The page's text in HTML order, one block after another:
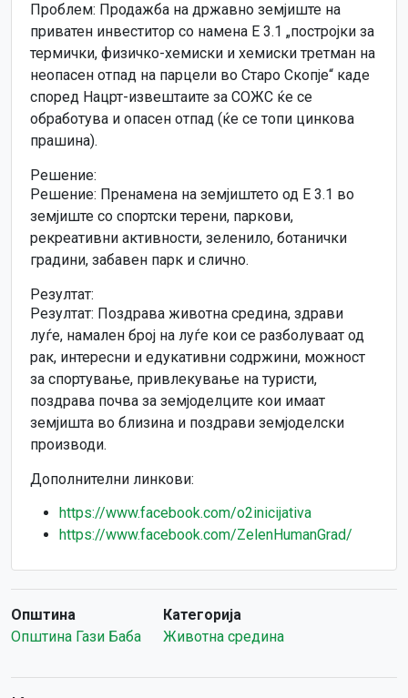
Проблем: Продажба на државно земјиште на
приватен инвеститор со намена Е 3.1 „постројки за
термички, физичко-хемиски и хемиски третман на
неопасен отпад на парцели во Старо Скопје“ каде
според Нацрт-извештаите за СОЖС ќе се
обработува и опасен отпад (ќе се топи цинкова
прашина).
Решение:
Решение: Пренамена на земјиштето од Е 3.1 во
земјиште со спортски терени, паркови,
рекреативни активности, зеленило, ботанички
градини, забавен парк и слично.
Резултат:
Резултат: Поздрава животна средина, здрави
луѓе, намален број на луѓе кои се разболуваат од
рак, интересни и едукативни содржини, можност
за спортување, привлекување на туристи,
поздрава почва за земјоделците кои имаат
земјишта во близина и поздрави земјоделски
производи.
Дополнителни линкови:
https://www.facebook.com/o2inicijativa
https://www.facebook.com/ZelenHumanGrad/
Општина
Општина Гази Баба
Категорија
Животна средина